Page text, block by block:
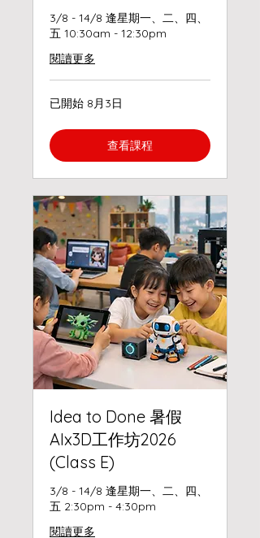
3/8 - 14/8 逢星期一、二、四、
五 10:30am - 12:30pm
閱讀更多
已開始 8月3日
查看課程
Idea to Done 暑假
AIx3D工作坊2026
(Class E)
3/8 - 14/8 逢星期一、二、四、
五 2:30pm - 4:30pm
閱讀更多